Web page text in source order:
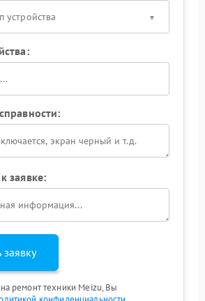
устройства
заявке:
заявку
ремонт техники Meizu, Вы